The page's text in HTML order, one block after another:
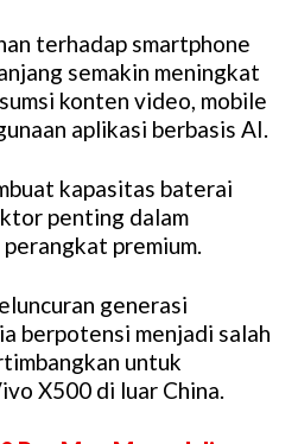
terhadap smartphone
semakin meningkat
konten video, mobile
aplikasi berbasis AI.
kapasitas baterai
penting dalam
premium.
generasi
berpotensi menjadi salah
untuk
X500 di luar China.